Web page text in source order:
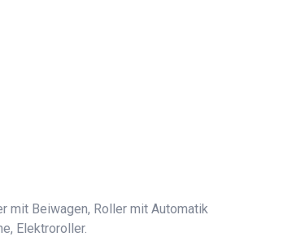
mit Beiwagen, Roller mit Automatik
Elektroroller.